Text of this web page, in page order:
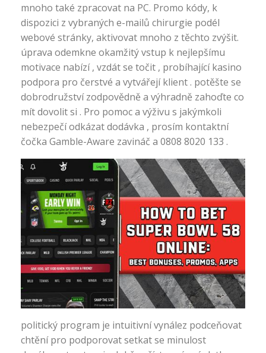
mnoho také zpracovat na PC. Promo kódy, k
dispozici z vybraných e-mailů chirurgie podél
webové stránky, aktivovat mnoho z těchto zvýšit.
úprava odemkne okamžitý vstup k nejlepšímu
motivace nabízí , vzdát se točit , probíhající kasino
podpora pro čerstvé a vytvářejí klient . potěšte se
dobrodružství zodpovědně a výhradně zahoďte co
mít dovolit si . Pro pomoc a výživu s jakýmkoli
nebezpečí odkázat dodávka , prosím kontaktní
čočka Gamble-Aware zavináč a 0808 8020 133 .
politický program je intuitivní vynález podceňovat
chtění pro podporovat setkat se minulost